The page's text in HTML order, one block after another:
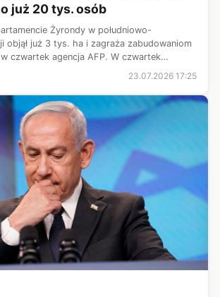
już 20 tys. osób
Żyrondy w południowo-
objął już 3 tys. ha i zagraża zabudowaniom
czwartek agencja AFP. W czwartek
liczba ewakuowany...
23.07.2026 17:25